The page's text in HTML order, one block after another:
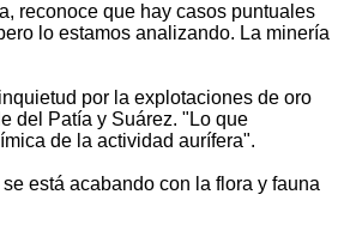
reconoce que hay casos puntuales
lo estamos analizando. La minería
por la explotaciones de oro
del Patía y Suárez. "Lo que
de la actividad aurífera".
está acabando con la flora y fauna